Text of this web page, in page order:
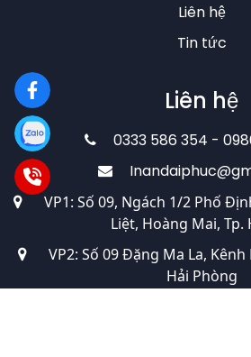
Liên hệ
Tin tức
Liên hệ
0333 586 354 -
VP1: Số 09, Ngách 1/2 Phố
Liệt, Hoàng Mai, Tp.
VP2: Số 09 Đặng Ma La,
Hải Phòng